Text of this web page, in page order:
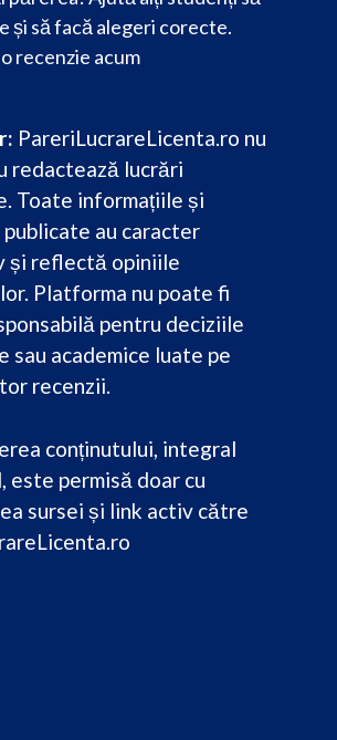
și să facă alegeri corecte.
recenzie acum
PareriLucrareLicenta.ro nu
redactează lucrări
Toate informațiile și
au caracter
și reflectă opiniile
Platforma nu poate fi
pentru deciziile
sau academice luate pe
recenzii.
conținutului, integral
este permisă doar cu
sursei și link activ către